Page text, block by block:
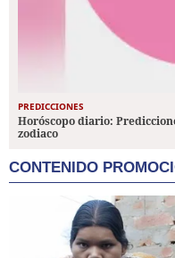
PREDICCIONES
Horóscopo diario:
zodiaco
CONTENIDO